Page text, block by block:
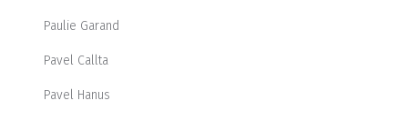
Paulie Garand
Pavel Callta
Pavel Hanus